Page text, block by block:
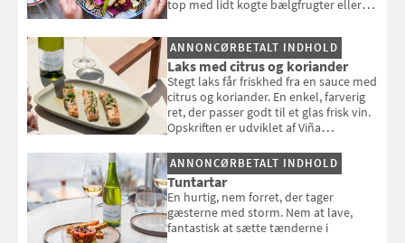
top med lidt kogte bælgfrugter eller
selvstændigt måltid. Opskriften er fra
Louisa Lorangs kogebog "Salat".
ANNONCØRBETALT INDHOLD
Laks med citrus og koriander
Stegt laks får friskhed fra en sauce med
citrus og koriander. En enkel, farverig
ret, der passer godt til et glas frisk vin.
Opskriften er udviklet af Viña
ANNONCØRBETALT INDHOLD
Tuntartar
En hurtig, nem forret, der tager
gæsterne med storm. Nem at lave,
fantastisk at sætte tænderne i